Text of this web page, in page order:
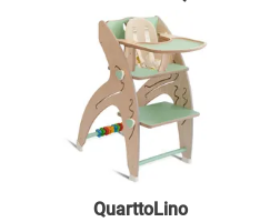
QuarttoLino